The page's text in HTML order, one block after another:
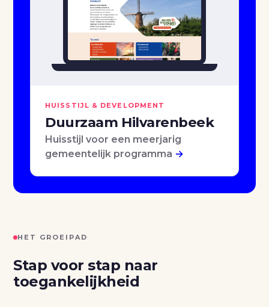
HUISSTIJL & DEVELOPMENT
Duurzaam Hilvarenbeek
Huisstijl voor een meerjarig
gemeentelijk programma →
HET GROEIPAD
Stap voor stap naar
toegankelijkheid